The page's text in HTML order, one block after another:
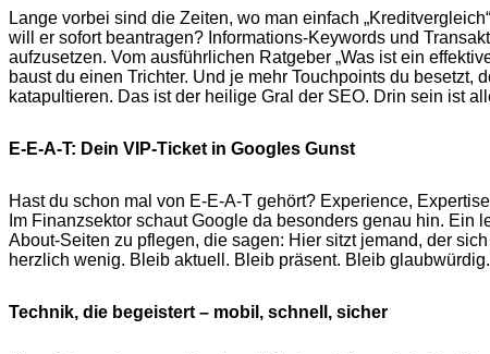
Lange vorbei sind die Zeiten, wo man einfach
will er sofort beantragen? Informations-Keywords und
aufzusetzen. Vom ausführlichen Ratgeber „Was ist ein
baust du einen Trichter. Und je mehr Touchpoints du
katapultieren. Das ist der heilige Gral der SEO. Drin sein ist
E-E-A-T: Dein VIP-Ticket in Googles Gunst
Hast du schon mal von E-E-A-T gehört? Experience,
Im Finanzsektor schaut Google da besonders genau hin.
About-Seiten zu pflegen, die sagen: Hier sitzt jemand, der
herzlich wenig. Bleib aktuell. Bleib präsent. Bleib
Technik, die begeistert – mobil, schnell, sicher